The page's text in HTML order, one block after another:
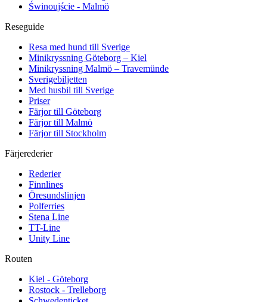
Świnoujście - Malmö
Reseguide
Resa med hund till Sverige
Minikryssning Göteborg – Kiel
Minikryssning Malmö – Travemünde
Sverigebiljetten
Med husbil till Sverige
Priser
Färjor till Göteborg
Färjor till Malmö
Färjor till Stockholm
Färjerederier
Rederier
Finnlines
Öresundslinjen
Polferries
Stena Line
TT-Line
Unity Line
Routen
Kiel - Göteborg
Rostock - Trelleborg